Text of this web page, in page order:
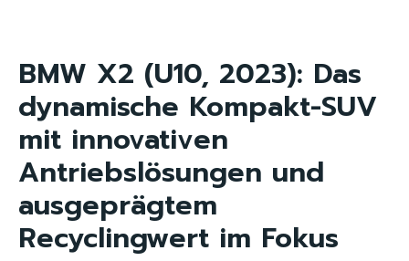
BMW X2 (U10, 2023): Das
dynamische Kompakt-SUV
mit innovativen
Antriebslösungen und
ausgeprägtem
Recyclingwert im Fokus